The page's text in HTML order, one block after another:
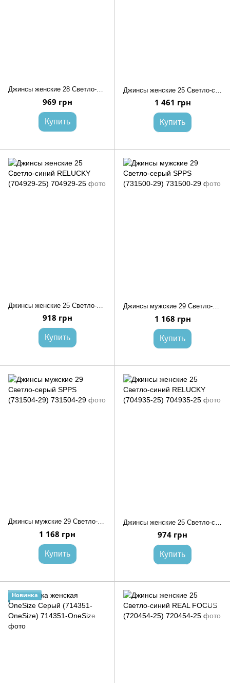
Джинсы женские 28 Светло-синий RELUCKY (704940-28)
969 грн
Купить
1 461 грн
Купить
918 грн
Купить
Джинсы мужские 29 Светло-серый SPPS (731500-29)
1 168 грн
Купить
Джинсы мужские 29 Светло-серый SPPS (731504-29)
1 168 грн
Купить
974 грн
Купить
Новинка